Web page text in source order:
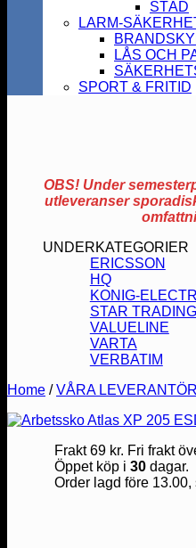
STÄD
LARM-
LÅS OCH
SPORT & FRITID
OBS! Under
utleveranser
UNDERKATEGORIER
ERICSSON
HQ
KONIG-
STAR TRADING
VALUELINE
VARTA
VERBATIM
Home / VÅRA
Frakt 69 kr. Fri frakt
Öppet köp i 30dagar.
Order lagd före